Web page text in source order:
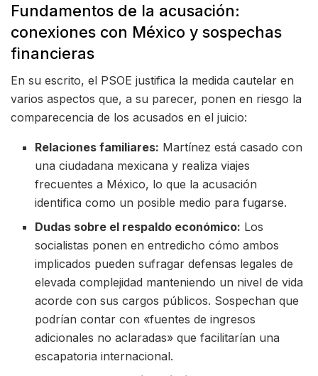
Fundamentos de la acusación:
conexiones con México y sospechas
financieras
En su escrito, el PSOE justifica la medida cautelar en
varios aspectos que, a su parecer, ponen en riesgo la
comparecencia de los acusados en el juicio:
Relaciones familiares: Martínez está casado con
una ciudadana mexicana y realiza viajes
frecuentes a México, lo que la acusación
identifica como un posible medio para fugarse.
Dudas sobre el respaldo económico: Los
socialistas ponen en entredicho cómo ambos
implicados pueden sufragar defensas legales de
elevada complejidad manteniendo un nivel de vida
acorde con sus cargos públicos. Sospechan que
podrían contar con «fuentes de ingresos
adicionales no aclaradas» que facilitarían una
escapatoria internacional.